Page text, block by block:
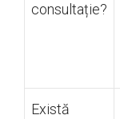
consultație?
Există